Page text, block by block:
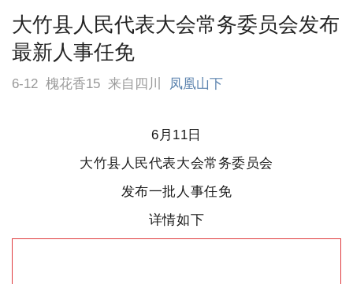
大竹县人民代表大会常务委员会发布
最新人事任免
6-12 槐花香15 来自四川 凤凰山下
6月11日
大竹县 人民代表大会常务委员会
发布一批人事任免
详情如下